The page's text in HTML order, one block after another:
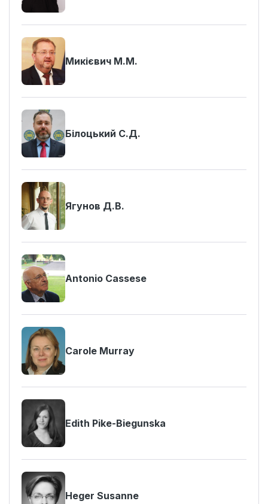
Микієвич М.М.
Білоцький С.Д.
Ягунов Д.В.
Antonio Cassese
Carole Murray
Edith Pike-Biegunska
Heger Susanne